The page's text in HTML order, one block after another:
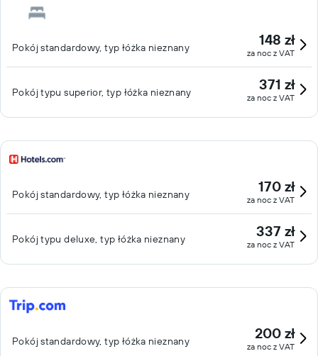
Pokój standardowy, typ łóżka nieznany 148 zł
za noc z VAT
Pokój typu superior, typ łóżka nieznany 371 zł
za noc z VAT
Pokój standardowy, typ łóżka nieznany 170 zł
za noc z VAT
Pokój typu deluxe, typ łóżka nieznany 337 zł
za noc z VAT
Pokój standardowy, typ łóżka nieznany 200 zł
za noc z VAT